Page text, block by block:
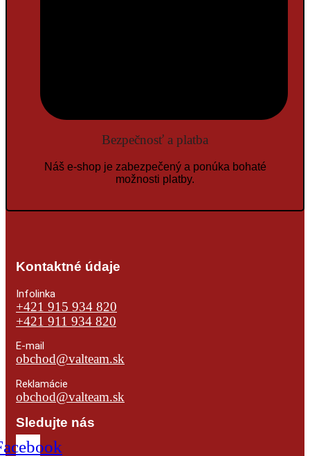
Bezpečnosť a platba
Náš e-shop je zabezpečený a ponúka bohaté
možnosti platby.
Kontaktné údaje
Infolinka
+421 915 934 820
+421 911 934 820
E-mail
obchod@valteam.sk
Reklamácie
obchod@valteam.sk
Sledujte nás